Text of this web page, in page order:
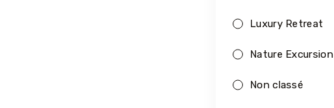
Luxury Retreat
Nature Excursion
Non classé